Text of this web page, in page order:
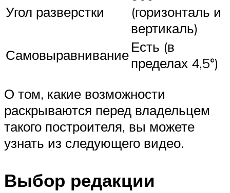
Угол разверстки
(горизонталь и
вертикаль)
СамовыравниваниеЕсть (в
пределах 4,5°)
О том, какие возможности
раскрываются перед владельцем
такого построителя, вы можете
узнать из следующего видео.
Выбор редакции